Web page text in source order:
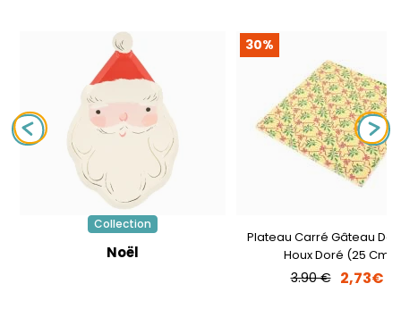
Collection
Noël
30%
Plateau Carré Gâteau De
Houx Doré (25 Cm)
3.90 € 2,73€